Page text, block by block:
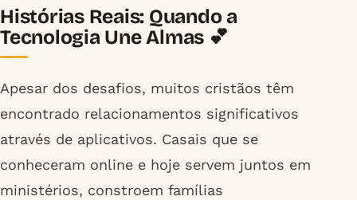
Histórias Reais: Quando a
Tecnologia Une Almas 💕
Apesar dos desafios, muitos cristãos têm
encontrado relacionamentos significativos
através de aplicativos. Casais que se
conheceram online e hoje servem juntos em
ministérios, constroem famílias